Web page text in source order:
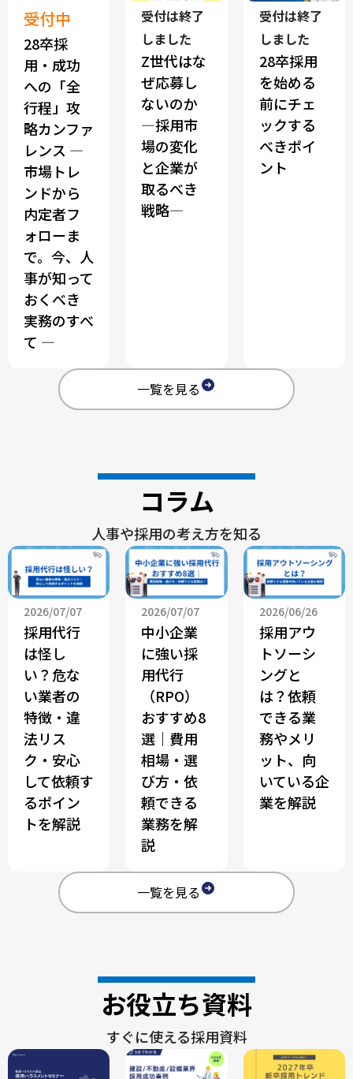
受付中
28卒採
用・成功
への「全
行程」攻
略カンファ
レンス ―
市場トレ
ンドから
内定者フ
ォローま
で。今、人
事が知って
おくべき
実務のすべ
て ―
受付は終了
しました
Z世代はな
ぜ応募し
ないのか
―採用市
場の変化
と企業が
取るべき
戦略―
受付は終了
しました
28卒採用
を始める
前にチェ
ックする
べきポイ
ント
一覧を見る
コラム
人事や採用の考え方を知る
2026/07/07
採用代行
は怪し
い？危な
い業者の
特徴・違
法リス
ク・安心
して依頼す
るポイン
トを解説
2026/07/07
中小企業
に強い採
用代行
（RPO）
おすすめ8
選｜費用
相場・選
び方・依
頼できる
業務を解
説
2026/06/26
採用アウ
トソーシ
ングと
は？依頼
できる業
務やメリ
ット、向
いている企
業を解説
一覧を見る
お役立ち資料
すぐに使える採用資料